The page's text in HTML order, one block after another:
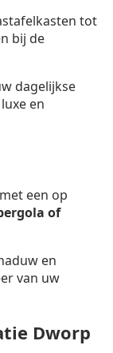
tot
bij de
dagelijkse
en
een op
of
en
van uw
Dworp